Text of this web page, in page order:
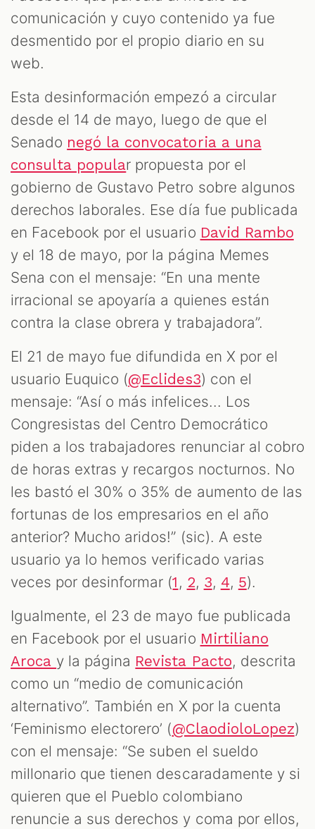
comunicación y cuyo contenido ya fue
desmentido por el propio diario en su
web.
Esta desinformación empezó a circular
desde el 14 de mayo, luego de que el
Senado negó la convocatoria a una
consulta popular propuesta por el
gobierno de Gustavo Petro sobre algunos
derechos laborales. Ese día fue publicada
en Facebook por el usuario David Rambo
y el 18 de mayo, por la página Memes
Sena con el mensaje: “En una mente
irracional se apoyaría a quienes están
contra la clase obrera y trabajadora”.
El 21 de mayo fue difundida en X por el
usuario Euquico (@Eclides3) con el
mensaje: “Así o más infelices... Los
Congresistas del Centro Democrático
piden a los trabajadores renunciar al cobro
de horas extras y recargos nocturnos. No
les bastó el 30% o 35% de aumento de las
fortunas de los empresarios en el año
anterior? Mucho aridos!” (sic). A este
usuario ya lo hemos verificado varias
veces por desinformar (1 , 2, 3, 4, 5).
Igualmente, el 23 de mayo fue publicada
en Facebook por el usuario Mirtiliano
Aroca y la página Revista Pacto, descrita
como un “medio de comunicación
alternativo”. También en X por la cuenta
‘Feminismo electorero’ (@ClaodioloLopez)
con el mensaje: “Se suben el sueldo
millonario que tienen descaradamente y si
quieren que el Pueblo colombiano
renuncie a sus derechos y coma por ellos,